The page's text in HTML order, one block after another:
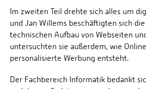
Im zweiten Teil drehte sich alles um
und Jan Willems beschäftigten sich
technischen Aufbau von Webseiten
untersuchten sie außerdem, wie
personalisierte Werbung entsteht.
Der Fachbereich Informatik bedankt